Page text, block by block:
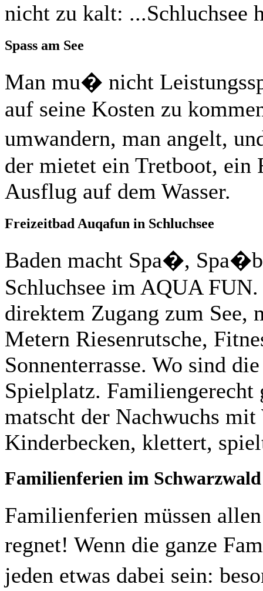
nicht zu kalt: ...Schluchsee
Spass am See
Man mu� nicht
auf seine Kosten zu
umwandern, man angelt,
der mietet ein Tretboot, ein
Ausflug auf dem Wasser.
Freizeitbad Auqafun in Schluchsee
Baden macht Spa�,
Schluchsee im AQUA
direktem Zugang zum See,
Metern Riesenrutsche,
Sonnenterrasse. Wo sind
Spielplatz.
matscht der Nachwuchs mit
Kinderbecken, klettert,
Familienferien im Schwarzwald
Familienferien müssen
regnet! Wenn die ganze
jeden etwas dabei sein: